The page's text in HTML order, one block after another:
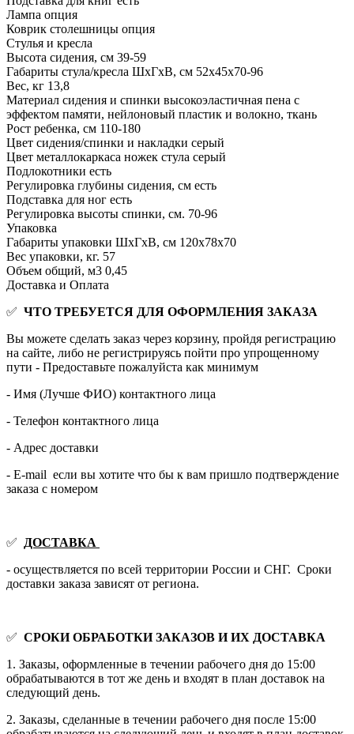
Лампа опция
Коврик столешницы опция
Стулья и кресла
Высота сидения, см 39-59
Габариты стула/кресла ШхГхВ, см 52х45х70-96
Вес, кг 13,8
Материал сидения и спинки высокоэластичная пена с
эффектом памяти, нейлоновый пластик и волокно, ткань
Рост ребенка, см 110-180
Цвет сидения/спинки и накладки серый
Цвет металлокаркаса ножек стула серый
Подлокотники есть
Регулировка глубины сидения, см есть
Подставка для ног есть
Регулировка высоты спинки, см. 70-96
Упаковка
Габариты упаковки ШхГхВ, см 120х78х70
Вес упаковки, кг. 57
Объем общий, м3 0,45
Доставка и Оплата
✅ ЧТО ТРЕБУЕТСЯ ДЛЯ ОФОРМЛЕНИЯ ЗАКАЗА
Вы можете сделать заказ через корзину, пройдя регистрацию
на сайте, либо не регистрируясь пойти про упрощенному
пути - Предоставьте пожалуйста как минимум
- Имя (Лучше ФИО) контактного лица
- Телефон контактного лица
- Адрес доставки
- E-mail если вы хотите что бы к вам пришло подтверждение
заказа с номером
✅
ДОСТАВКА
- осуществляется по всей территории России и СНГ. Сроки
доставки заказа зависят от региона.
✅ СРОКИ ОБРАБОТКИ ЗАКАЗОВ И ИХ ДОСТАВКА
1. Заказы, оформленные в течении рабочего дня до 15:00
обрабатываются в тот же день и входят в план доставок на
следующий день.
2. Заказы, сделанные в течении рабочего дня после 15:00